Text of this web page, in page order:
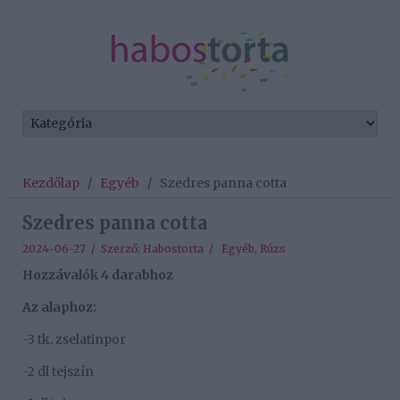
Kezdőlap / Egyéb / Szedres panna cotta
Szedres panna cotta
2024-06-27 / Szerző: Habostorta / Egyéb, Rúzs
Hozzávalók 4 darabhoz
Az alaphoz:
-3 tk. zselatinpor
-2 dl tejszín